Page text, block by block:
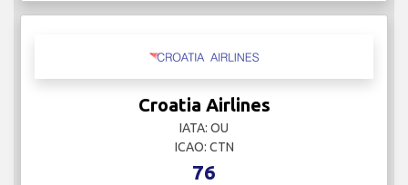
Croatia Airlines
IATA: OU
ICAO: CTN
76